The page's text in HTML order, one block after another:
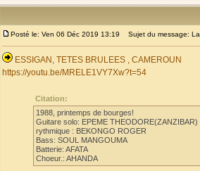
Posté le: Ven 06 Déc 2019 13:19 Sujet du message:
ESSIGAN, TETES BRULEES , CAMEROUN
https://youtu.be/MRELE1VY7Xw?t=54
Citation:
1988, printemps de bourges!
Guitare solo: EPEME THEODORE(ZANZIBAR)
rythmique : BEKONGO ROGER
Bass: SOUL MANGOUMA
Batterie: AFATA
Choeur.: AHANDA